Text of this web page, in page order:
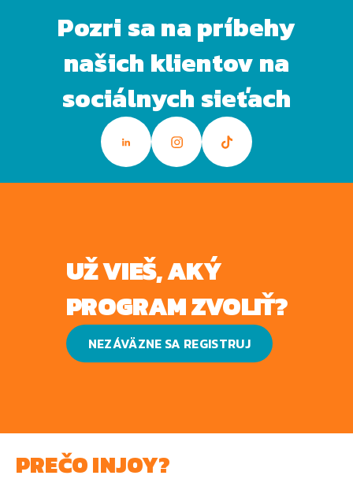
Pozri sa na príbehy
našich klientov na
sociálnych sieťach
UŽ VIEŠ, AKÝ
PROGRAM ZVOLIŤ?
NEZÁVÄZNE SA REGISTRUJ
PREČO INJOY?